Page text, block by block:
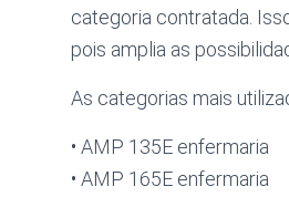
categoria contratada.
pois amplia as
As categorias mais
• AMP 135E enfermaria
• AMP 165E enfermaria